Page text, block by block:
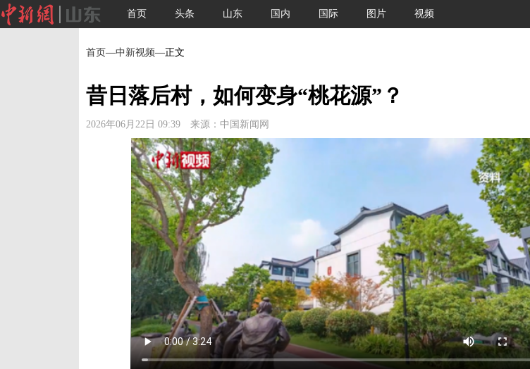
首页 头条 山东 国内 国际 图片 视频
首页—中新视频—正文
昔日落后村，如何变身“桃花源”？
2026年06月22日 09:39 来源：中国新闻网